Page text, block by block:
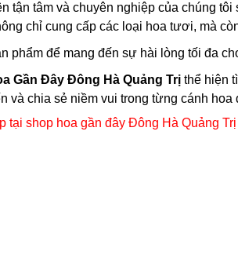
tận tâm và chuyên nghiệp của chúng
chỉ cung cấp các loại hoa tươi, mà
phẩm để mang đến sự hài lòng tối đa
Gần Đây Đông Hà Quảng Trịthể hiện
và chia sẻ niềm vui trong từng cánh hoa
tại shop hoa gần đây Đông Hà Quảng Trị